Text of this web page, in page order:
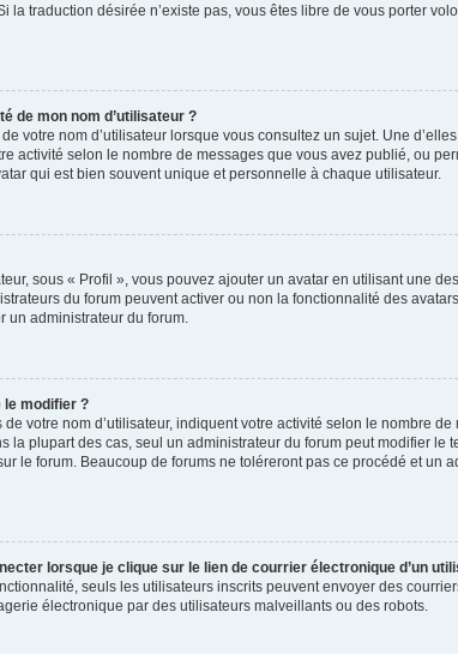
la traduction désirée n’existe pas, vous êtes libre de vous porter
de mon nom d’utilisateur ?
votre nom d’utilisateur lorsque vous consultez un sujet. Une
activité selon le nombre de messages que vous avez publié, ou
qui est bien souvent unique et personnelle à chaque utilisateur.
sous « Profil », vous pouvez ajouter un avatar en utilisant une
du forum peuvent activer ou non la fonctionnalité des
un administrateur du forum.
le modifier ?
votre nom d’utilisateur, indiquent votre activité selon le nombre
la plupart des cas, seul un administrateur du forum peut modifier
le forum. Beaucoup de forums ne toléreront pas ce procédé et
lorsque je clique sur le lien de courrier électronique d’un
seuls les utilisateurs inscrits peuvent envoyer des
électronique par des utilisateurs malveillants ou des robots.